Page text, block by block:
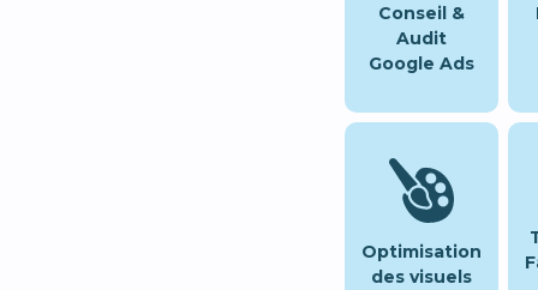
Conseil &
Audit
Google Ads
Optimisation
des visuels